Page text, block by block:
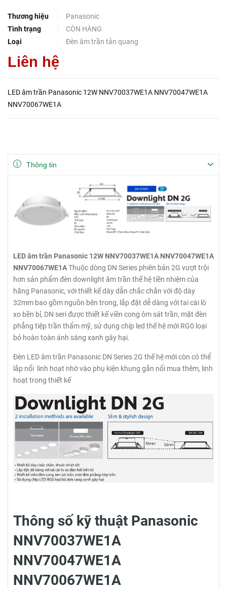
Thương hiệu
Panasonic
Tình trạng
CÒN HÀNG
Loại
Đèn âm trần tản quang
Liên hệ
LED âm trần Panasonic 12W NNV70037WE1A NNV70047WE1A
NNV70067WE1A
Thông tin
LED âm trần Panasonic 12W NNV70037WE1A NNV70047WE1A
NNV70067WE1AThuộc dòng DN Series phiên bản 2G vượt trội
hơn sản phẩm đèn downlight âm trần thế hệ tiền nhiệm của
hãng Panasonic, với thiết kế dày dẵn chắc chắn với độ dày
32mm bao gồm nguồn bên trong, lắp đặt dễ dàng với tai cài lò
xo bền bỉ, DN seri được thiết kế viền cong ôm sát trần, mặt đèn
phẳng tiệp trần thẩm mỹ, sử dụng chíp led thế hệ mới RG0 loại
bỏ hoàn toàn ánh sáng xanh gây hại.
Đèn LED âm trần Panasonic DN Series 2G thế hệ mới còn có thể
lắp nổi linh hoạt nhờ vào phụ kiện khung gắn nổi mua thêm, linh
hoạt trong thiết kế
Thông số kỹ thuật Panasonic
NNV70037WE1A
NNV70047WE1A
NNV70067WE1A